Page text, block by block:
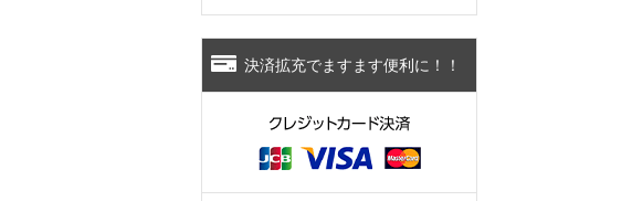
決済拡充でますます便利に！！